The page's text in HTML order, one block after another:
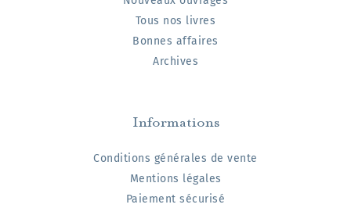
Tous nos livres
Bonnes affaires
Archives
Informations
Conditions générales de vente
Mentions légales
Paiement sécurisé